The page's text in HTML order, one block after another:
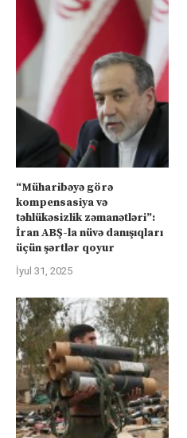
“Müharibəyə görə
kompensasiya və
təhlükəsizlik zəmanətləri”:
İran ABŞ-la nüvə danışıqları
üçün şərtlər qoyur
İyul 31, 2025